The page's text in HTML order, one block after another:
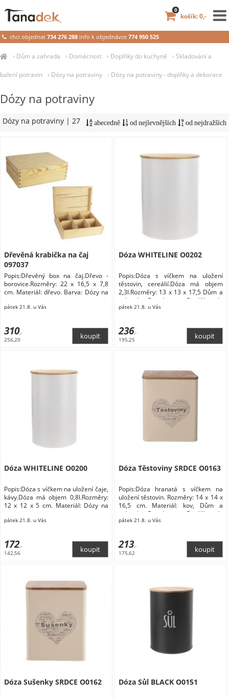
› Dům a zahrada › Domácnost › Doplňky do kuchyně › Skladování a
balení potravin › Dózy na potraviny - Dózy na potraviny - doplňky a dekorace
Dózy na potraviny
abecedně od nejlevnějších od nejdražších
Dózy na potraviny | 27
Dřevěná krabička na čaj
097037
Popis:Dřevěný box na čaj.Dřevo -
borovice.Rozměry: 22 x 16,5 x 7,8
cm. Materiál: dřevo. Barva: Dózy na
potraviny
pátek 21.8. u Vás
310,-
256,20
Dóza WHITELINE O0202
Popis:Dóza s víčkem na uložení
těstovin, cereálií.Dóza má objem
2,3l.Rozměry: 13 x 13 x 17,5 Dům a
zahrada Domácnost Doplňky do
kuchyně Skladování a balení
pátek 21.8. u Vás
236,-
195,25
Dóza WHITELINE O0200
Popis:Dóza s víčkem na uložení čaje,
kávy.Dóza má objem 0,8l.Rozměry:
12 x 12 x 5 cm. Materiál: Dózy na
potraviny
pátek 21.8. u Vás
172,-
142,56
Dóza Těstoviny SRDCE O0163
Popis:Dóza hranatá s víčkem na
uložení těstovin. Rozměry: 14 x 14 x
16,5 cm. Materiál: kov, Dům a
zahrada Domácnost Doplňky do
kuchyně Skladování a balení
pátek 21.8. u Vás
213,-
175,62
Dóza Sušenky SRDCE O0162 Dóza Sůl BLACK O0151
chci objednat734 276 288 info k objednávce 774 950 525
košík: 0,-
0